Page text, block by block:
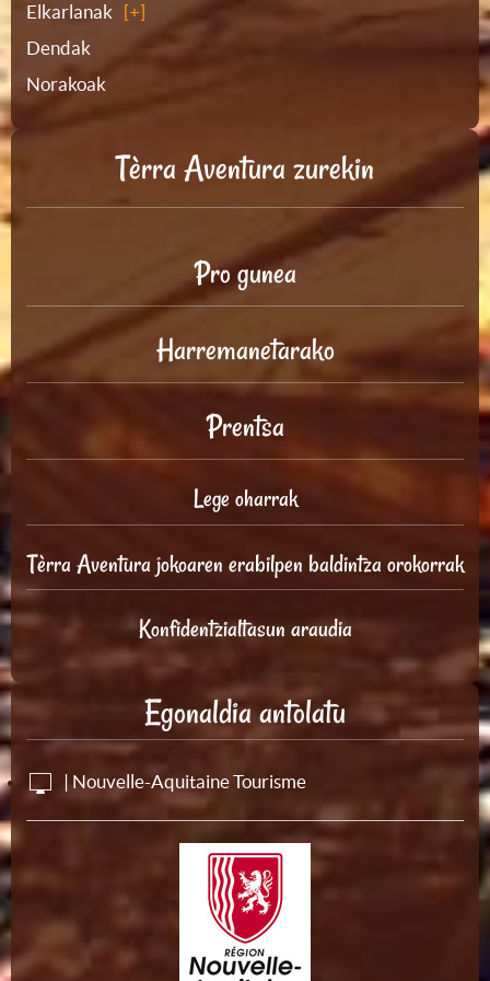
Elkarlanak
Dendak
Norakoak
Tèrra Aventura zurekin
Pro gunea
Harremanetarako
Prentsa
Lege oharrak
Tèrra Aventura jokoaren erabilpen baldintza orokorrak
Konfidentzialtasun araudia
Egonaldia antolatu
| Nouvelle-Aquitaine Tourisme